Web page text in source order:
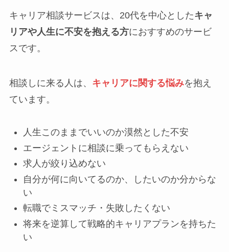
キャリア相談サービスは、20代を中心としたキャ
リアや人生に不安を抱える方におすすめのサービ
スです。
相談しに来る人は、 キャリアに関する悩みを抱え
ています。
人生このままでいいのか漠然とした不安
エージェントに相談に乗ってもらえない
求人が絞り込めない
自分が何に向いてるのか、したいのか分からな
い
転職でミスマッチ・失敗したくない
将来を逆算して戦略的キャリアプランを持ちた
い